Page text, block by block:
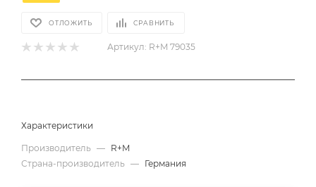
ОТЛОЖИТЬ СРАВНИТЬ
Артикул: R+M 79035
Характеристики
Производитель — R+M
Страна-производитель — Германия